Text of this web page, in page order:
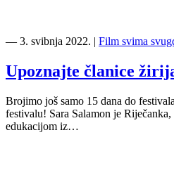
žirija
donose
odluku
najboljim
filmovima”
― 3. svibnja 2022. | Film svima
Upoznajte članice
Brojimo još samo 15 dana do
festivalu! Sara Salamon je
edukacijom iz…